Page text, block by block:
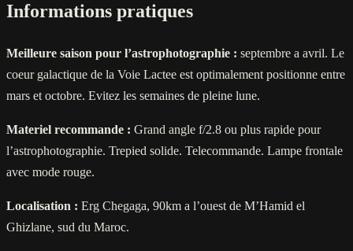
Informations pratiques
Meilleure saison pour l’astrophotographie : septembre a avril. Le
coeur galactique de la Voie Lactee est optimalement positionne entre
mars et octobre. Evitez les semaines de pleine lune.
Materiel recommande : Grand angle f/2.8 ou plus rapide pour
l’astrophotographie. Trepied solide. Telecommande. Lampe frontale
avec mode rouge.
Localisation : Erg Chegaga, 90km a l’ouest de M’Hamid el
Ghizlane, sud du Maroc.